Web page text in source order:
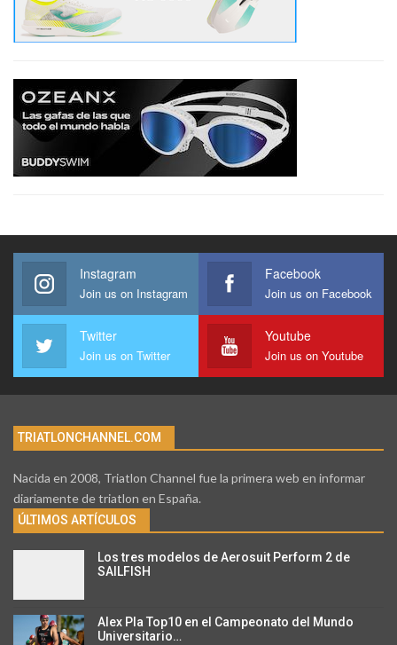
Instagram
Join us on Instagram
Facebook
Join us on Facebook
Twitter
Join us on Twitter
Youtube
Join us on Youtube
TRIATLONCHANNEL.COM
Nacida en 2008, Triatlon Channel fue la primera web en informar
diariamente de triatlon en España.
ÚLTIMOS ARTÍCULOS
Los tres modelos de Aerosuit Perform 2 de
SAILFISH
Alex Pla Top10 en el Campeonato del Mundo
Universitario…